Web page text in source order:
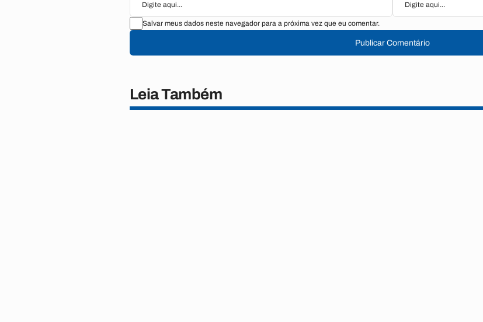
Salvar meus dados neste navegador para a próxima vez que eu comentar.
Publicar Comentário
Leia Também